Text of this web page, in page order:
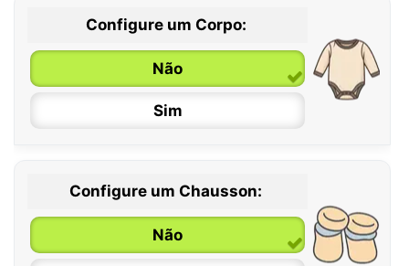
Configure um Corpo:
Não
Sim
0 / 6 meses
6 / 12 meses
Configure um Chausson:
Não